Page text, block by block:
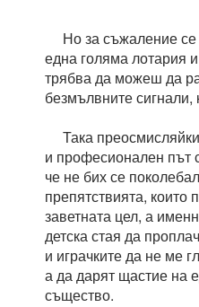
Но за съжаление се
една голяма лотария
трябва да можеш да
безмълвните сигнали,
Така
и професионален път
че не бих се
препятствията, които
заветната цел, а
детска стая да
и играчките да не ме
а да дарят щастие на
същество.